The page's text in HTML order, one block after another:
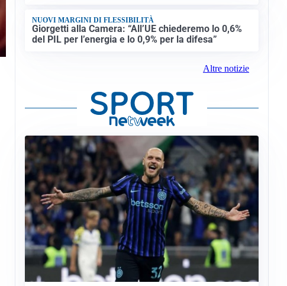
NUOVI MARGINI DI FLESSIBILITÀ
Giorgetti alla Camera: “All’UE chiederemo lo 0,6%
del PIL per l’energia e lo 0,9% per la difesa”
Altre notizie